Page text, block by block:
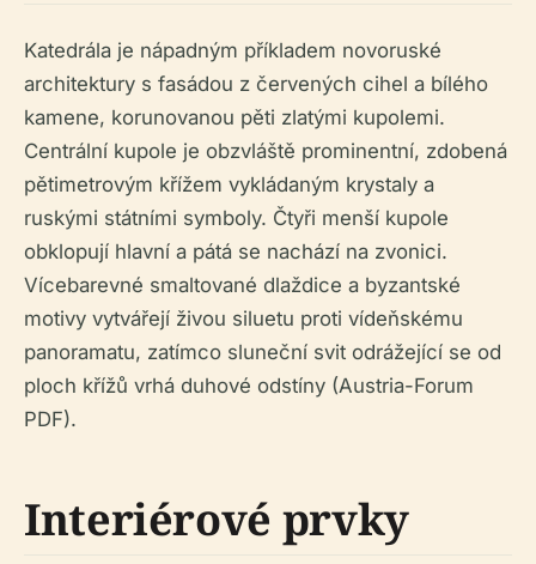
Katedrála je nápadným příkladem novoruské
architektury s fasádou z červených cihel a bílého
kamene, korunovanou pěti zlatými kupolemi.
Centrální kupole je obzvláště prominentní, zdobená
pětimetrovým křížem vykládaným krystaly a
ruskými státními symboly. Čtyři menší kupole
obklopují hlavní a pátá se nachází na zvonici.
Vícebarevné smaltované dlaždice a byzantské
motivy vytvářejí živou siluetu proti vídeňskému
panoramatu, zatímco sluneční svit odrážející se od
ploch křížů vrhá duhové odstíny (Austria-Forum
PDF).
Interiérové prvky